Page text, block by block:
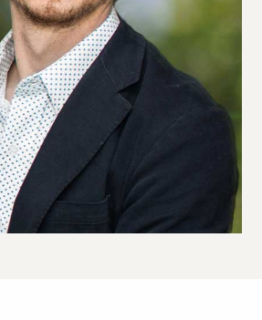
ESPAÑOL
VER PERFIL
Viaja
desde
COSTA RICA